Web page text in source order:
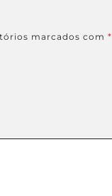
marcados com *